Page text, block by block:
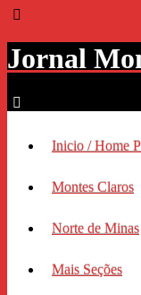
Jornal
Inicio / Home
Montes Claros
Norte de Minas
Mais Seções